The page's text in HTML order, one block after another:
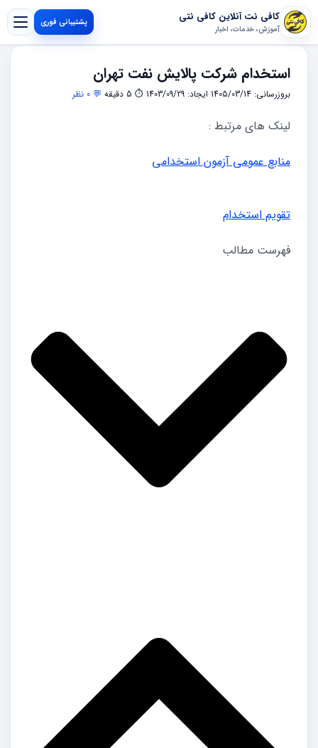
کافی نت آنلاین کافی نتی
آموزش، خدمات، اخبار
پشتیبانی فوری
استخدام شرکت پالایش نفت تهران
بروزرسانی: 1405/03/14 ایجاد: 1403/09/29 ⏱ 5 دقیقه 💬 0 نظر
لینک های مرتبط :
منابع عمومی آزمون استخدامی
تقویم استخدام
فهرست مطالب